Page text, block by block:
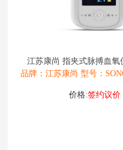
品牌：江苏康尚 型号：
价格:签约议价